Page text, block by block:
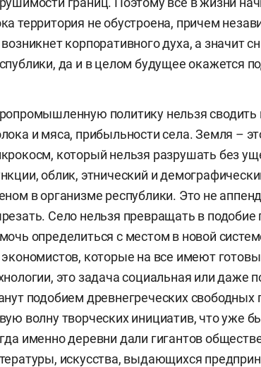
территория не обустроена, причем
корпоративного духа, а значит
да и в целом будущее окажется
политику нельзя сводить
и мяса, прибыльности села. Земля –
который нельзя разрушать без
облик, этнический и
в организме республики. Это не
Село нельзя превращать в подобие
определиться с местом в новой
экономистов, которые на все имеют
это задача социальная или даже
подобием древнегреческих свободных
волну творческих инициатив, что уже
именно деревни дали гигантов
искусства, выдающихся